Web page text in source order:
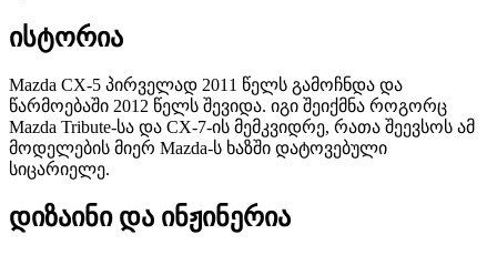
ისტორია
Mazda CX-5 პირველად 2011 წელს გამოჩნდა და
წარმოებაში 2012 წელს შევიდა. იგი შეიქმნა როგორც
Mazda Tribute-სა და CX-7-ის მემკვიდრე, რათა შეევსოს ამ
მოდელების მიერ Mazda-ს ხაზში დატოვებული
სიცარიელე.
დიზაინი და ინჟინერია